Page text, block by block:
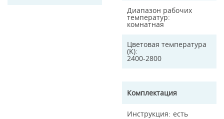
Диапазон рабочих
температур
комнатная
Цветовая температура
(K)
2400-2800
Комплектация
Инструкция есть